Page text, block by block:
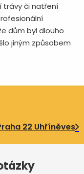
trávy či natření
dům byl dlouho
jiným způsobem
22 Uhříněves